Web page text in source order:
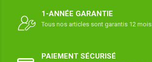
1-ANNÉE GARANTIE
Tous nos articles sont garantis 12 mois.
PAIEMENT SÉCURISÉ